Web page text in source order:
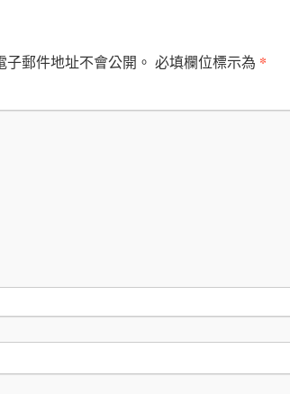
郵件地址不會公開。 必填欄位標示為 *